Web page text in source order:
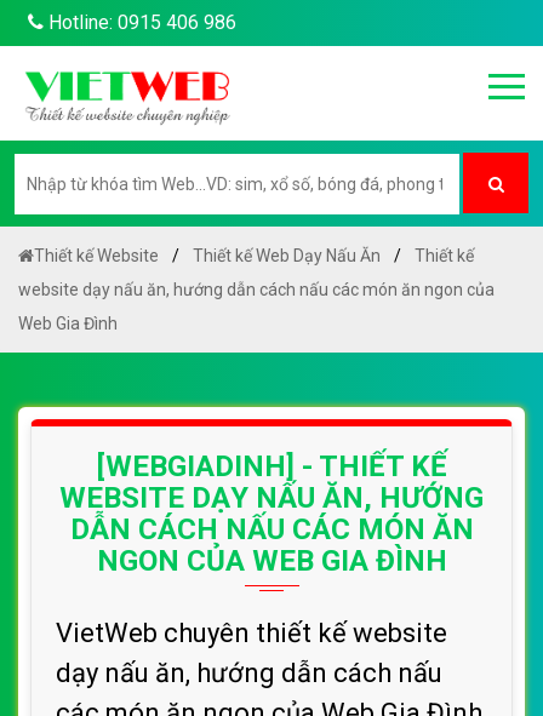
Hotline: 0915 406 986
Thiết kế Website Thiết kế Web Dạy Nấu Ăn
Thiết kế
website dạy nấu ăn, hướng dẫn cách nấu các món ăn ngon của
Web Gia Đình
[WEBGIADINH] - THIẾT KẾ
WEBSITE DẠY NẤU ĂN, HƯỚNG
DẪN CÁCH NẤU CÁC MÓN ĂN
NGON CỦA WEB GIA ĐÌNH
VietWeb chuyên thiết kế website
dạy nấu ăn, hướng dẫn cách nấu